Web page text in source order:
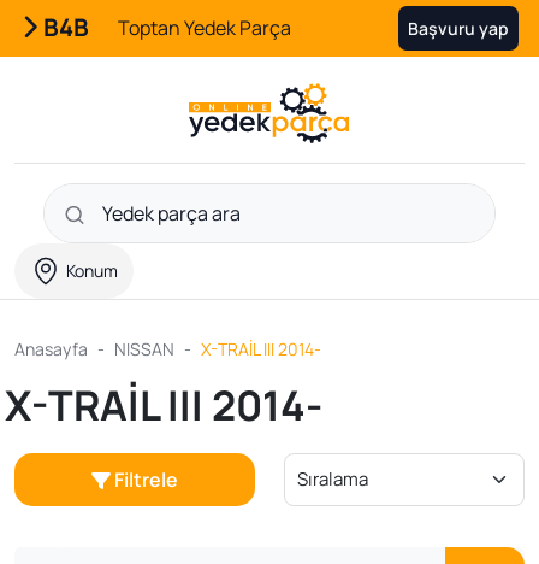
B4B Toptan Yedek Parça Başvuru yap
Konum
Anasayfa NISSAN X-TRAİL III 2014-
X-TRAİL III 2014-
Filtrele